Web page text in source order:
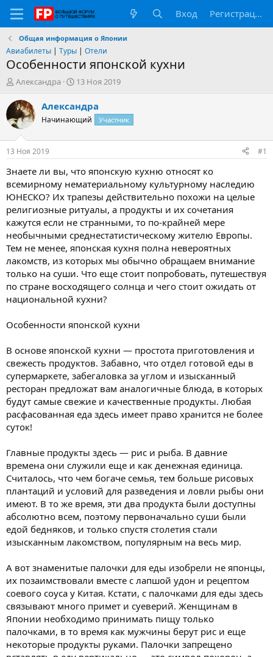
Вход Регистрация
Общая информация о Японии
Авиабилеты | Туры | Отели
Особенности японской кухни
А
т
о
р
т
е
м
ы
Александра
Д
т
н
а
л
13 Ноя 2019
Александра
Начинающий Участник
13 Ноя 2019 #1
Знаете ли вы, что японскую кухню относят ко
всемирному нематериальному культурному наследию
ЮНЕСКО? Их трапезы действительно похожи на целые
религиозные ритуалы, а продукты и их сочетания
кажутся если не странными, то по-крайней мере
необычными среднестатистическому жителю Европы.
Тем не менее, японская кухня полна невероятных
лакомств, из которых мы обычно обращаем внимание
только на суши. Что еще стоит попробовать, путешествуя
по стране восходящего солнца и чего стоит ожидать от
национальной кухни?
Особенности японской кухни
В основе японской кухни — простота приготовления и
свежесть продуктов. Забавно, что отдел готовой еды в
супермаркете, забегаловка за углом и изысканный
ресторан предложат вам аналогичные блюда, в которых
будут самые свежие и качественные продукты. Любая
расфасованная еда здесь имеет право хранится не более
суток!
Главные продукты здесь — рис и рыба. В давние
времена они служили еще и как денежная единица.
Считалось, что чем богаче семья, тем больше рисовых
плантаций и условий для разведения и ловли рыбы они
имеют. В то же время, эти два продукта были доступны
абсолютно всем, поэтому первоначально суши были
едой бедняков, и только спустя столетия стали
изысканным лакомством, популярным на весь мир.
А вот знаменитые палочки для еды изобрели не японцы,
их позаимствовали вместе с лапшой удон и рецептом
соевого соуса у Китая. Кстати, с палочками для еды здесь
связывают много примет и суеверий. Женщинам в
Японии необходимо принимать пищу только
палочками, в то время как мужчины берут рис и еще
некоторые продукты руками. Палочки запрещено